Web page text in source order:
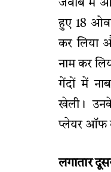
जवाब में
हुए 18
कर लिया
नाम कर
गेंदों में
खेली।
प्लेयर ऑफ
लगातार